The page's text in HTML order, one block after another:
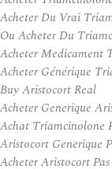
Acheter Du Vrai
Ou Acheter Du
Acheter Medicament
Acheter Générique
Buy Aristocort Real
Acheter Generique
Achat Triamcinolone
Aristocort Generique
Acheter Aristocort